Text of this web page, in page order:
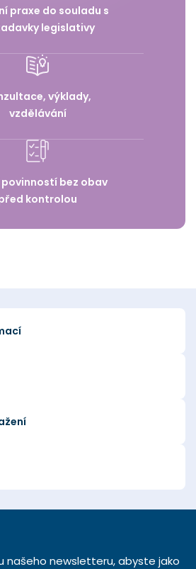
praxe do souladu s
legislativy
výklady,
vzdělávání
povinností bez obav
kontrolou
našeho newsletteru, abyste jako